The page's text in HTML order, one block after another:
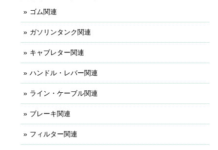
ゴム関連
ガソリンタンク関連
キャブレター関連
ハンドル・レバー関連
ライン・ケーブル関連
ブレーキ関連
フィルター関連